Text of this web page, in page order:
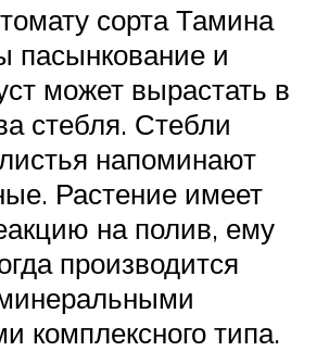
сорта Тамина
пасынкование и
может вырастать в
стебля. Стебли
напоминают
Растение имеет
на полив, ему
производится
комплексного типа.